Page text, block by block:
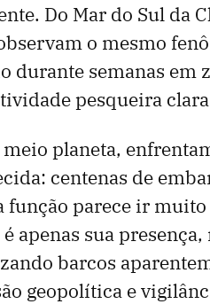
Do Mar do Sul da
o mesmo
durante semanas em
pesqueira
planeta,
centenas de
função parece ir
apenas sua presença,
barcos
geopolítica e